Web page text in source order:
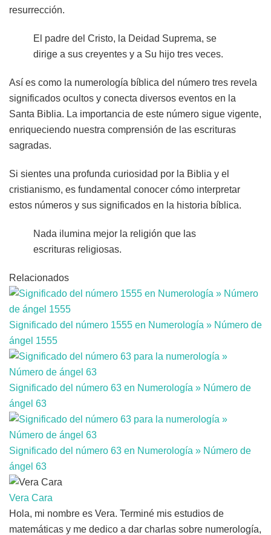
resurrección.
El padre del Cristo, la Deidad Suprema, se
dirige a sus creyentes y a Su hijo tres veces.
Así es como la numerología bíblica del número tres revela
significados ocultos y conecta diversos eventos en la
Santa Biblia. La importancia de este número sigue vigente,
enriqueciendo nuestra comprensión de las escrituras
sagradas.
Si sientes una profunda curiosidad por la Biblia y el
cristianismo, es fundamental conocer cómo interpretar
estos números y sus significados en la historia bíblica.
Nada ilumina mejor la religión que las
escrituras religiosas.
Relacionados
Significado del número 1555 en Numerología » Número de
ángel 1555
Significado del número 63 en Numerología » Número de
ángel 63
Significado del número 63 en Numerología » Número de
ángel 63
Vera Cara
Hola, mi nombre es Vera. Terminé mis estudios de
matemáticas y me dedico a dar charlas sobre numerología,